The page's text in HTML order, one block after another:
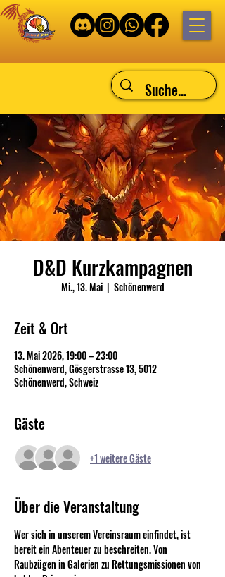
D&D Kurzkampagnen
Mi., 13. Mai
  |
Schönenwerd
Zeit & Ort
13. Mai 2026, 19:00 – 23:00
Schönenwerd, Gösgerstrasse 13, 5012
Schönenwerd, Schweiz
Gäste
+1 weitere Gäste
Über die Veranstaltung
Wer sich in unserem Vereinsraum einfindet, ist
bereit ein Abenteuer zu beschreiten. Von
Raubzügen in Galerien zu Rettungsmissionen von